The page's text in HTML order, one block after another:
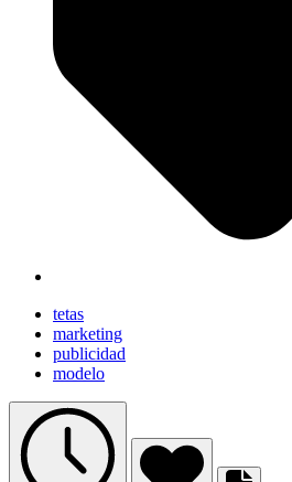
tetas
marketing
publicidad
modelo